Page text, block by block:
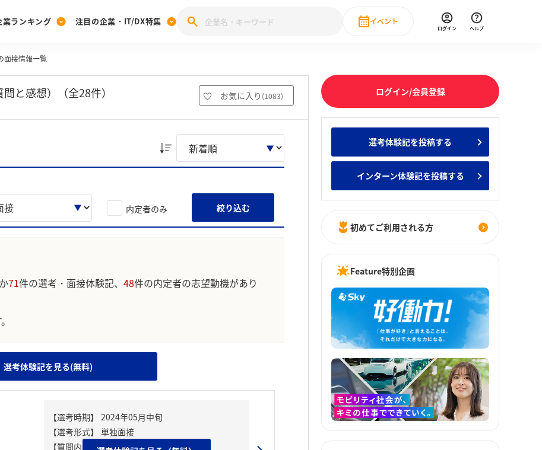
[27卒] 本選考体験記投稿キャンペーン
業ランキング
みんなのDX企業就職ブランド調査
みんなのIT業界新卒就職人気企業ランキング みんなの新卒就職人気企業ランキング みんなのインターン人気企業ランキ
注目の企業・IT/DX特集
28卒 IT・DX企業特集 27卒 IT・DX企業特集 28卒 IT・DX現場社員インタビュー
企業研究
イベント
直近のイベント一覧
ログイン ヘルプ
面接情報一覧
と感想）（全28件） お気に入り (1083)
内定者のみ 絞り込む
71件の選考・面接体験記、 48件の内定者の志望動機があり
選考体験記を見る(無料)
【質問内容・課題】
ログイン/会員登録
選考体験記を投稿する
インターン体験記を投稿する
初めてご利用される方
Feature特別企画